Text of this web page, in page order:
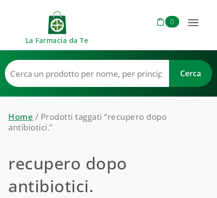
La Farmacia da Te
0
Toggle
Home / Prodotti taggati “recupero dopo
antibiotici.”
recupero dopo
antibiotici.